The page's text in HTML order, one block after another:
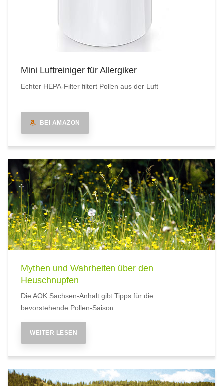
Mini Luftreiniger für Allergiker
Echter HEPA-Filter filtert Pollen aus der Luft
BEI AMAZON
Mythen und Wahrheiten über den
Heuschnupfen
Die AOK Sachsen-Anhalt gibt Tipps für die
bevorstehende Pollen-Saison.
WEITER LESEN